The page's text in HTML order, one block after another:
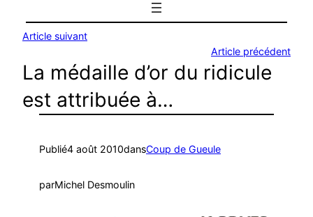
Article suivant
Article précédent
La médaille d’or du ridicule
est attribuée à…
Publié4 août 2010dansCoup de Gueule
parMichel Desmoulin